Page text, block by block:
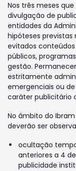
Nos três meses
divulgação de
entidades da
hipóteses
evitados
públicos,
gestão.
estritamente
emergenciais ou
caráter publicitário
No âmbito do
deverão ser
ocultação
anteriores a 4
publicidade